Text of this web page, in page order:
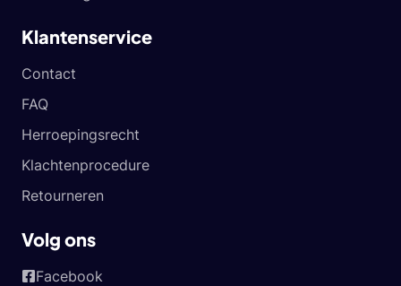
Klantenservice
Contact
FAQ
Herroepingsrecht
Klachtenprocedure
Retourneren
Volg ons
Facebook